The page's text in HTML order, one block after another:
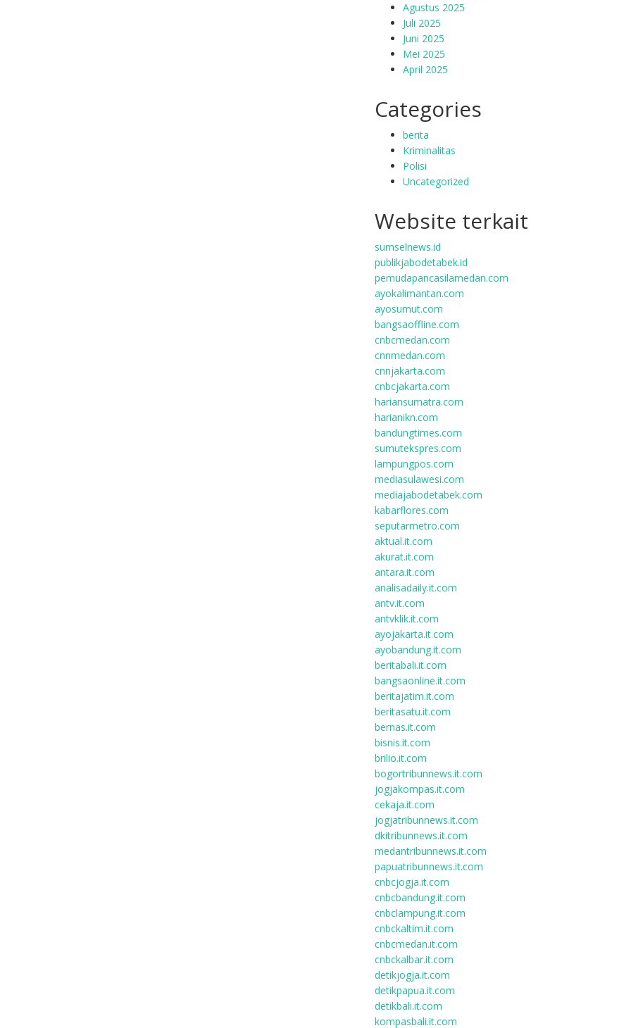
Agustus 2025
Juli 2025
Juni 2025
Mei 2025
April 2025
Categories
berita
Kriminalitas
Polisi
Uncategorized
Website terkait
sumselnews.id
publikjabodetabek.id
pemudapancasilamedan.com
ayokalimantan.com
ayosumut.com
bangsaoffline.com
cnbcmedan.com
cnnmedan.com
cnnjakarta.com
cnbcjakarta.com
hariansumatra.com
harianikn.com
bandungtimes.com
sumutekspres.com
lampungpos.com
mediasulawesi.com
mediajabodetabek.com
kabarflores.com
seputarmetro.com
aktual.it.com
akurat.it.com
antara.it.com
analisadaily.it.com
antv.it.com
antvklik.it.com
ayojakarta.it.com
ayobandung.it.com
beritabali.it.com
bangsaonline.it.com
beritajatim.it.com
beritasatu.it.com
bernas.it.com
bisnis.it.com
brilio.it.com
bogortribunnews.it.com
jogjakompas.it.com
cekaja.it.com
jogjatribunnews.it.com
dkitribunnews.it.com
medantribunnews.it.com
papuatribunnews.it.com
cnbcjogja.it.com
cnbcbandung.it.com
cnbclampung.it.com
cnbckaltim.it.com
cnbcmedan.it.com
cnbckalbar.it.com
detikjogja.it.com
detikpapua.it.com
detikbali.it.com
kompasbali.it.com